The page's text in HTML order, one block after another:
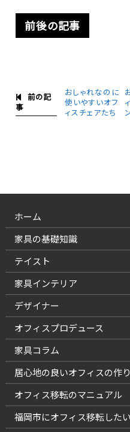
前後の記事
前の記
事
おしゃれなのに
使いやすいオフ
ィスチェアたち
ホーム
家具の基礎知識
テイスト
家具インテリア
デザイナー
オフィスプロデュース
家具コラム
居心地の良いオフィスの作
オフィス移転のマニュアル
福岡市にオフィス移転した